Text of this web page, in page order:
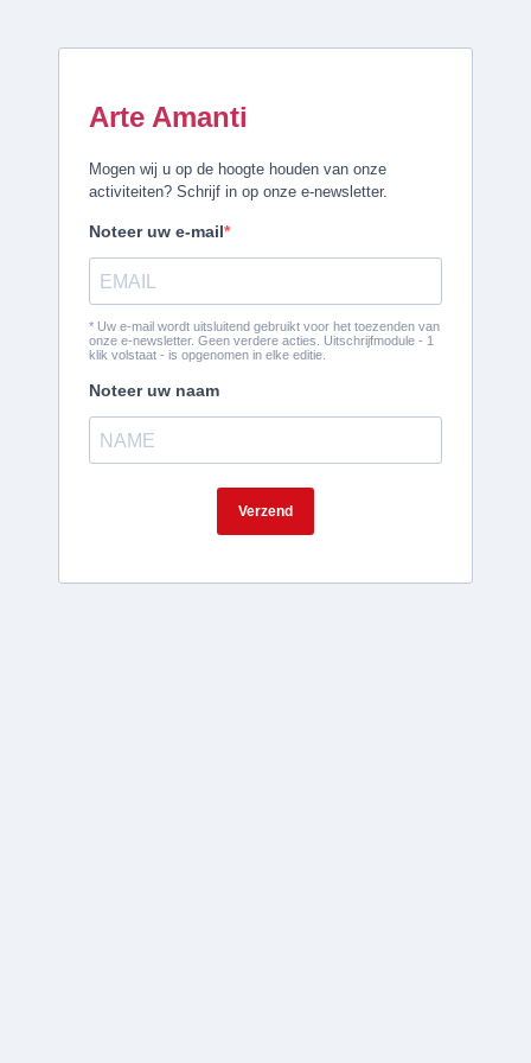
Arte Amanti
Mogen wij u op de hoogte houden van onze
activiteiten? Schrijf in op onze e-newsletter.
Noteer uw e-mail
* Uw e-mail wordt uitsluitend gebruikt voor het toezenden van
onze e-newsletter. Geen verdere acties. Uitschrijfmodule - 1
klik volstaat - is opgenomen in elke editie.
Noteer uw naam
Verzend